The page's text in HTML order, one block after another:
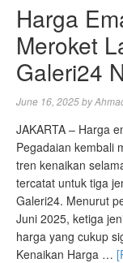
Harga
Meroket
Galeri24
June 16, 2025by
JAKARTA – Harga
Pegadaian kembali
tren kenaikan
tercatat untuk tiga
Galeri24. Menurut
Juni 2025, ketiga
harga yang cukup
Kenaikan Harga …